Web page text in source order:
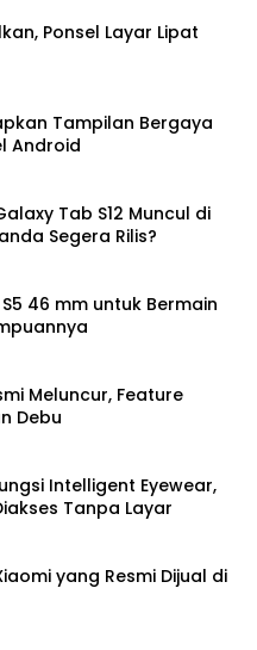
Ponsel Layar Lipat
Tampilan Bergaya
Android
Tab S12 Muncul di
Segera Rilis?
46 mm untuk Bermain
Meluncur, Feature
Debu
Intelligent Eyewear,
Tanpa Layar
yang Resmi Dijual di